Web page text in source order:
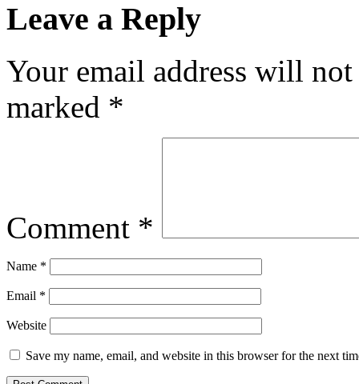
Leave a Reply
Your email address will
marked *
Comment *
Name *
Email *
Website
Save my name, email, and website in this browser for the next